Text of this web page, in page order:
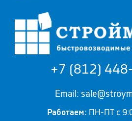
+7 (812)
Email:
Работаем: ПН-ПТ с